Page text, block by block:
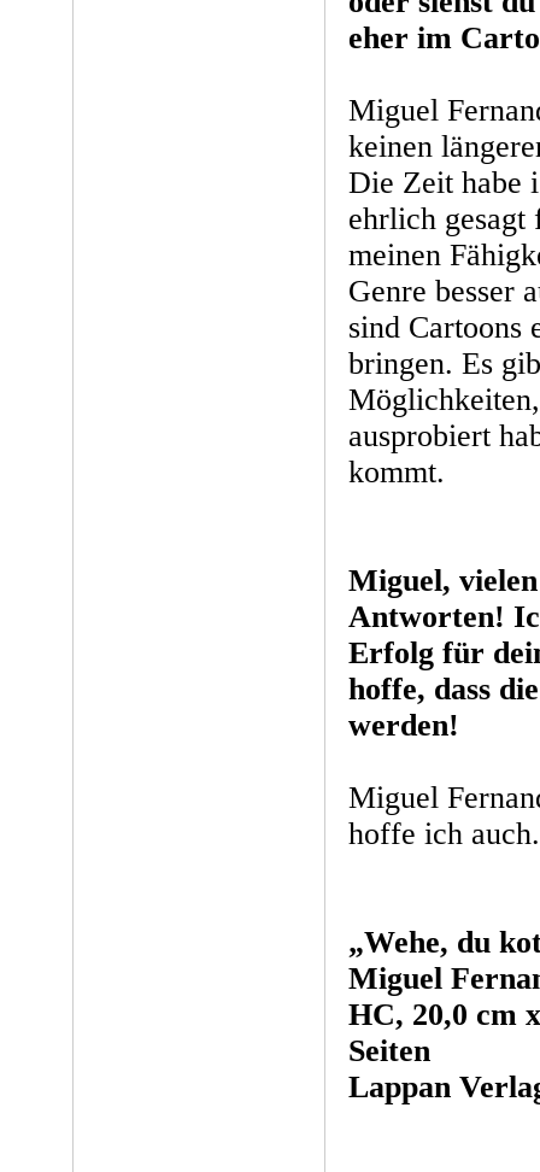
eher im
Miguel
keinen
Die Zeit habe
ehrlich
meinen
Genre besser
sind Cartoons
bringen. Es
ausprobiert
kommt.
Miguel,
Antworten!
Erfolg für
hoffe, dass
werden!
Miguel
hoffe ich auch.
„Wehe, du
Miguel
HC, 20,0 cm
Seiten
Lappan